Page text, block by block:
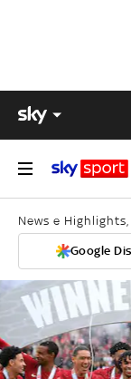
News e
Google